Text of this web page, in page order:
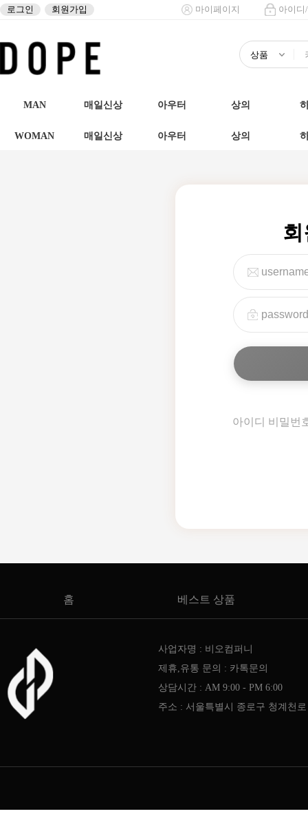
로그인 회원가입 마이페이지 아이디
MAN 매일신상 아우터 상의
WOMAN 매일신상 아우터 상의
아이디 비밀번
홈 베스트 상품
사업자명 : 비오컴퍼니
제휴,유통 문의 : 카톡문의
상담시간 : AM 9:00 - PM 6:00
주소 : 서울특별시 종로구 청계천로